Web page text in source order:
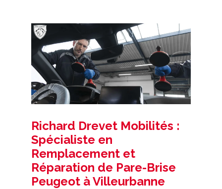
Richard Drevet Mobilités :
Spécialiste en
Remplacement et
Réparation de Pare-Brise
Peugeot à Villeurbanne